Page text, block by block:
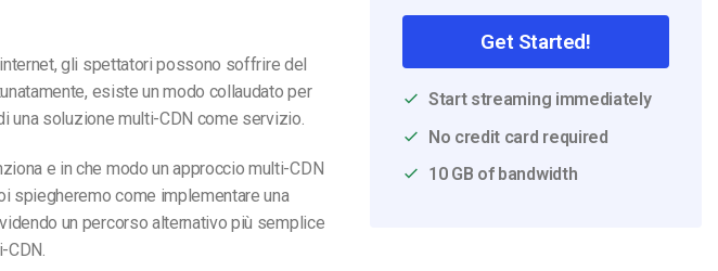
gli spettatori possono soffrire del
esiste un modo collaudato per
una soluzione multi-CDN come servizio.
e in che modo un approccio multi-CDN
spiegheremo come implementare una
un percorso alternativo più semplice
Get Started!
Start streaming immediately
No credit card required
10 GB of bandwidth